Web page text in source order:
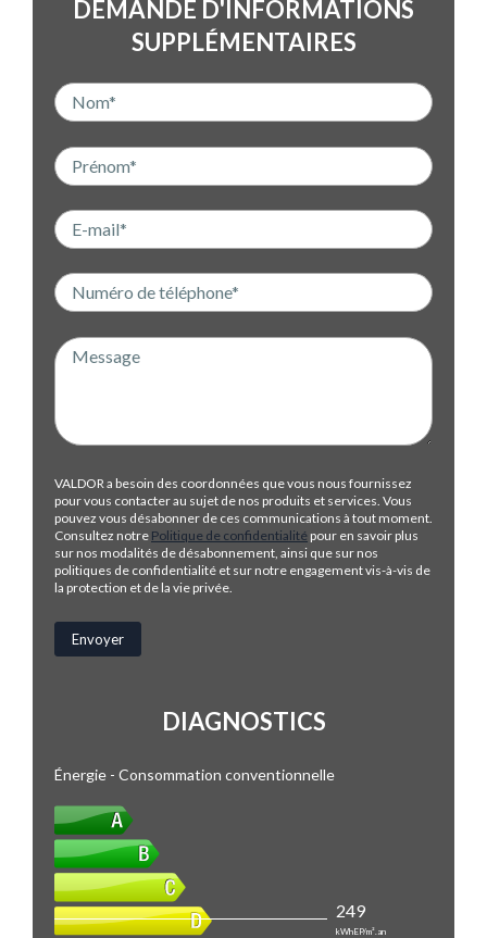
DEMANDE D'INFORMATIONS
SUPPLÉMENTAIRES
VALDOR a besoin des coordonnées que vous nous fournissez
pour vous contacter au sujet de nos produits et services. Vous
pouvez vous désabonner de ces communications à tout moment.
Consultez notre Politique de confidentialité pour en savoir plus
sur nos modalités de désabonnement, ainsi que sur nos
politiques de confidentialité et sur notre engagement vis-à-vis de
la protection et de la vie privée.
DIAGNOSTICS
Énergie - Consommation conventionnelle
249
kWhEP/m².an